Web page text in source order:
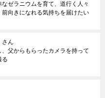
ゼラニウムを育て、道行く人々
向きになれる気持ちを届けたい
さん
父からもらったカメラを持って
る